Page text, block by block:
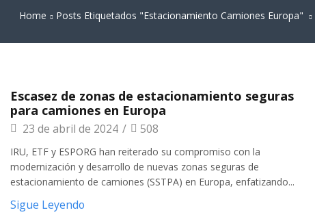
Home Posts Etiquetados "estacionamiento Camiones Europa"
Escasez de zonas de estacionamiento seguras
para camiones en Europa
23 de abril de 2024 / 508
IRU, ETF y ESPORG han reiterado su compromiso con la
modernización y desarrollo de nuevas zonas seguras de
estacionamiento de camiones (SSTPA) en Europa, enfatizando...
Sigue Leyendo